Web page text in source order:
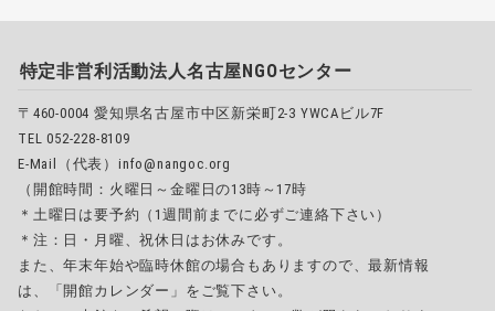
特定非営利活動法人名古屋NGOセンター
〒460-0004 愛知県名古屋市中区新栄町2-3 YWCAビル7F
TEL 052-228-8109
E-Mail（代表）info@nangoc.org
（開館時間：火曜日～金曜日の13時～17時
＊土曜日は要予約（1週間前までに必ずご連絡下さい）
＊注：日・月曜、祝休日はお休みです。
また、年末年始や臨時休館の場合もありますので、最新情報
は、「開館カレンダー」をご覧下さい。